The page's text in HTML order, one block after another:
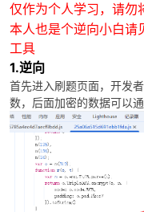
爱
仅作为个人学习， 请勿
本人也是个逆向小白请
工具
1.逆向
首先进入刷题页面，开发
数，后面加密的数据可以